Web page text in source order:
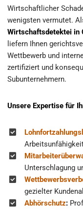
Wirtschaftlicher
wenigsten vermutet.
Wirtschaftsdetektei in
liefern Ihnen
Wettbewerb und
zertifiziert und
Subunternehmern.
Unsere Expertise für
Unterschlagung
gezielter
Abhörschutz: